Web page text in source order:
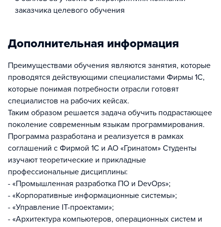
заказчика целевого обучения
Дополнительная информация
Преимуществами обучения являются занятия, которые
проводятся действующими специалистами Фирмы 1С,
которые понимая потребности отрасли готовят
специалистов на рабочих кейсах.
Таким образом решается задача обучить подрастающее
поколение современным языкам программирования.
Программа разработана и реализуется в рамках
соглашений с Фирмой 1С и АО «Гринатом» Студенты
изучают теоретические и прикладные
профессиональные дисциплины:
- «Промышленная разработка ПО и DevOps»;
- «Корпоративные информационные системы»;
- «Управление IT-проектами»;
- «Архитектура компьютеров, операционных систем и